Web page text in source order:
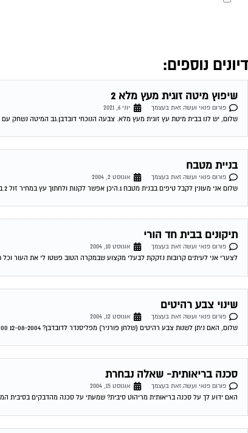
דיונים נוספים:
שיפוץ מיטה זוגית מעץ מלא 2
פורום פנאי ועשה זאת בעצמך
יוני 6, 2021
שלום, יש לנו בבית מיטת עץ זוגית מעץ מלא. צבעה הנוכחי דובדבן.גב המיטה נשחק
בניית מטבח
פורום פנאי ועשה זאת בעצמך
אוגוסט 2, 2004
שלום אני מעונין לקבל טיפים בבנית מטבח 1.היכן אפשר לקנות ולחתוך עץ במחיר זול 2.באיזה מוצרי פירזול כדאי להשתמש 3.היכן לקנות דלתות לארונות האם כדאי...
תיקונים בבית חד הורי
פורום פנאי ועשה זאת בעצמך
אוגוסט 10, 2004
לצערי אני לעיתים קרובות נזקקת לבעלי מקצוע שבמקרה הטוב פשטו לי את העור
שינוי צבע רהיטים
פורום פנאי ועשה זאת בעצמך
אוגוסט 12, 2004
שלום, האם ניתן לשנות צבע רהיטים (שלחן פורניר) מפליסנדר לדובדבן? 12-08-2004 18:57:00 שימי דיאי שינוי צבעים לא לצערי לא ניתן , מאחר ופוליסנדר זה גוון...
סכנה בריאותית- שאלה נבחרת
פורום פנאי ועשה זאת בעצמך
אוגוסט 15, 2004
האם ידוע לך על סכנה בריאותית מריהוט סיבית? שמעתי על סכנה מהדבקים בסיבית המכילים חומרים